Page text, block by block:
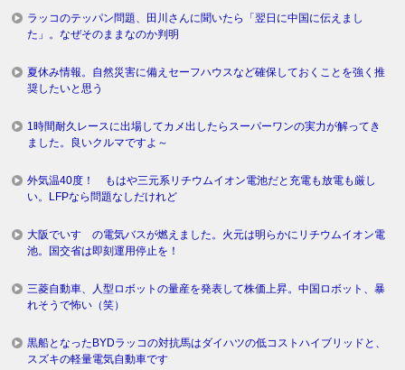
ラッコのテッパン問題、田川さんに聞いたら「翌日に中国に伝えまし
た」。なぜそのままなのか判明
夏休み情報。自然災害に備えセーフハウスなど確保しておくことを強く推
奨したいと思う
1時間耐久レースに出場してカメ出したらスーパーワンの実力が解ってき
ました。良いクルマですよ～
外気温40度！ もはや三元系リチウムイオン電池だと充電も放電も厳し
い。LFPなら問題なしだけれど
大阪でいすゞの電気バスが燃えました。火元は明らかにリチウムイオン電
池。国交省は即刻運用停止を！
三菱自動車、人型ロボットの量産を発表して株価上昇。中国ロボット、暴
れそうで怖い（笑）
黒船となったBYDラッコの対抗馬はダイハツの低コストハイブリッドと、
スズキの軽量電気自動車です